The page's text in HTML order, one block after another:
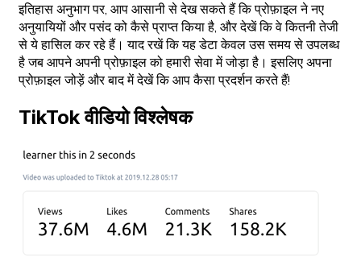
इतिहास अनुभाग पर, आप आसानी से देख सकते हैं कि प्रोफ़ाइल ने नए
अनुयायियों और पसंद को कैसे प्राप्त किया है, और देखें कि वे कितनी तेजी
से ये हासिल कर रहे हैं। याद रखें कि यह डेटा केवल उस समय से उपलब्ध
है जब आपने अपनी प्रोफ़ाइल को हमारी सेवा में जोड़ा है। इसलिए अपना
प्रोफ़ाइल जोड़ें और बाद में देखें कि आप कैसा प्रदर्शन करते हैं!
TikTok वीडियो विश्लेषक